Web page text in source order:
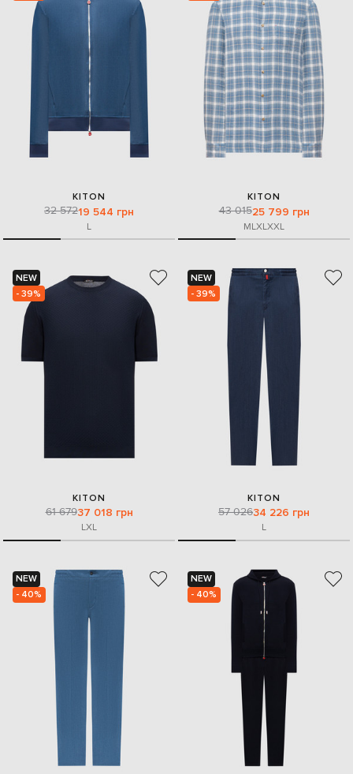
KITON
32 57219 544 грн
L
KITON
43 01525 799 грн
MLXLXXL
NEW
- 39%
KITON
61 67937 018 грн
LXL
NEW
- 39%
KITON
57 02634 226 грн
L
NEW
- 40%
NEW
- 40%